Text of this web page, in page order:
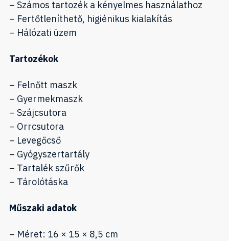
– Számos tartozék a kényelmes használathoz
– Fertőtleníthető, higiénikus kialakítás
– Hálózati üzem
Tartozékok
– Felnőtt maszk
– Gyermekmaszk
– Szájcsutora
– Orrcsutora
– Levegőcső
– Gyógyszertartály
– Tartalék szűrők
– Tárolótáska
Műszaki adatok
– Méret: 16 × 15 × 8,5 cm